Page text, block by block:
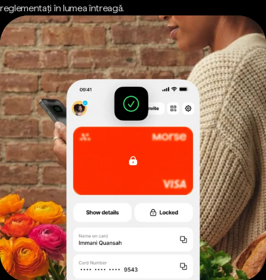
reglementați în lumea întreagă.